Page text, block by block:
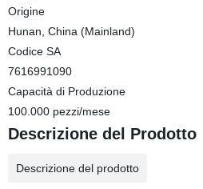
Origine
Hunan, China (Mainland)
Codice SA
7616991090
Capacità di Produzione
100.000 pezzi/mese
Descrizione del Prodotto
Descrizione del prodotto